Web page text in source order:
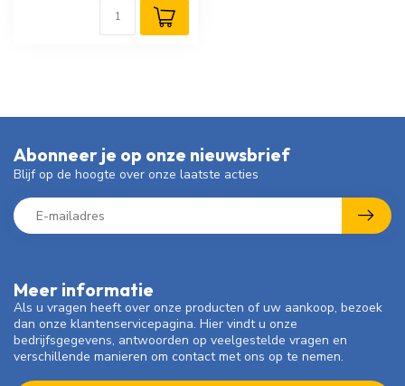
Meer informatie
Als u vragen heeft over onze producten of uw aankoop, bezoek
dan onze klantenservicepagina. Hier vindt u onze
bedrijfsgegevens, antwoorden op veelgestelde vragen en
verschillende manieren om contact met ons op te nemen.
Abonneer je op onze nieuwsbrief
Blijf op de hoogte over onze laatste acties